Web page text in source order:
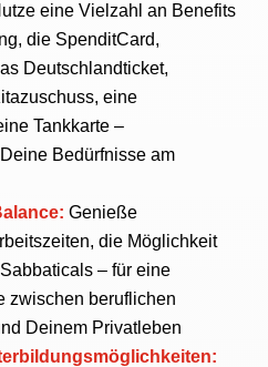
eine Vielzahl an Benefits
die SpenditCard,
Deutschlandticket,
eine
Tankkarte –
Bedürfnisse am
Genieße
die Möglichkeit
– für eine
zwischen beruflichen
Deinem Privatleben